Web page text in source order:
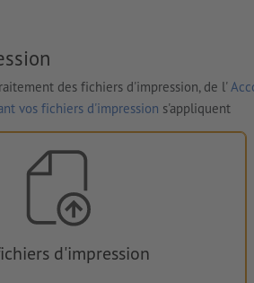
des fichiers d'impression, de l'
vos fichiers d'impression s'appliquent
d'impression